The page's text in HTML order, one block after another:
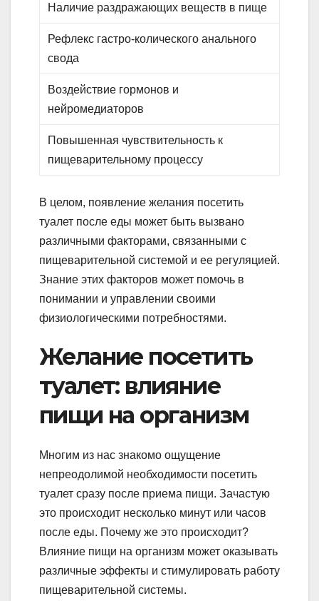
Наличие раздражающих веществ в пище
Рефлекс гастро-колического анального
свода
Воздействие гормонов и
нейромедиаторов
Повышенная чувствительность к
пищеварительному процессу
В целом, появление желания посетить
туалет после еды может быть вызвано
различными факторами, связанными с
пищеварительной системой и ее регуляцией.
Знание этих факторов может помочь в
понимании и управлении своими
физиологическими потребностями.
Желание посетить
туалет: влияние
пищи на организм
Многим из нас знакомо ощущение
непреодолимой необходимости посетить
туалет сразу после приема пищи. Зачастую
это происходит несколько минут или часов
после еды. Почему же это происходит?
Влияние пищи на организм может оказывать
различные эффекты и стимулировать работу
пищеварительной системы.